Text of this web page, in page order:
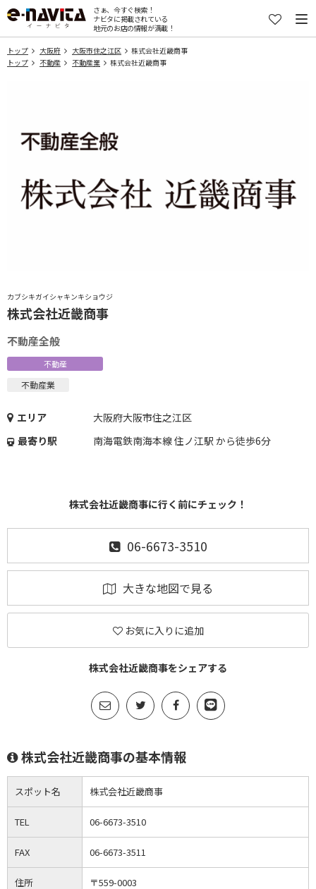
さぁ、今すぐ検索！
ナビタに掲載されている
地元のお店の情報が満載！
トップ 大阪府 大阪市住之江区
株式会社近畿商事
トップ
不動産 不動産業 株式会社近畿商事
カブシキガイシャキンキショウジ
株式会社近畿商事
不動産全般
不動産
不動産業
エリア
大阪府大阪市住之江区
最寄り駅
南海電鉄南海本線 住ノ江駅 から徒歩6分
株式会社近畿商事に行く前にチェック！
06-6673-3510
大きな地図で見る
お気に入りに追加
株式会社近畿商事をシェアする
株式会社近畿商事の基本情報
スポット名 株式会社近畿商事
TEL 06-6673-3510
FAX 06-6673-3511
住所
〒559-0003